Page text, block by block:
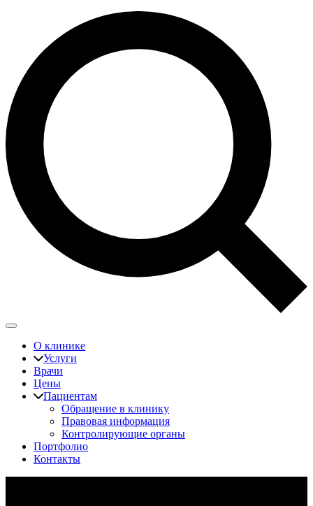
О клинике
Услуги
Врачи
Цены
Пациентам
Обращение в клинику
Правовая информация
Контролирующие органы
Портфолио
Контакты